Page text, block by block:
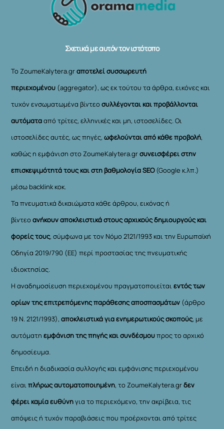
To
Σχετικά με αυτόν τον ιστότοπο
Το ZoumeKalytera.grαποτελεί συσσωρευτή
περιεχομένου (aggregator), ως εκ τούτου τα άρθρα, εικόνες και
τυχόν ενσωματωμένα βίντεοσυλλέγονται και προβάλλονται
αυτόματααπό τρίτες, ελληνικές και μη, ιστοσελίδες. Οι
ιστοσελίδες αυτές, ως πηγές,ωφελούνται από κάθε προβολή,
καθώς η εμφάνιση στο ZoumeKalytera.grσυνεισφέρει στην
επισκεψιμότητά τους και στη βαθμολογία SEO(Google κ.λπ.)
μέσω backlink κοκ.
Τα πνευματικά δικαιώματα κάθε άρθρου, εικόνας ή
βίντεοανήκουν αποκλειστικά στους αρχικούς δημιουργούς και
φορείς τους, σύμφωνα με τον Νόμο 2121/1993 και την Ευρωπαϊκή
Οδηγία 2019/790 (ΕΕ) περί προστασίας της πνευματικής
ιδιοκτησίας.
Η αναδημοσίευση περιεχομένου πραγματοποιείταιεντός των
ορίων της επιτρεπόμενης παράθεσης αποσπασμάτων (άρθρο
19 Ν. 2121/1993), αποκλειστικά για ενημερωτικούς σκοπούς, με
αυτόματηεμφάνιση της πηγής και συνδέσμουπρος το αρχικό
δημοσίευμα.
Επειδή η διαδικασία συλλογής και εμφάνισης περιεχομένου
είναιπλήρως αυτοματοποιημένη, το ZoumeKalytera.grδεν
φέρει καμία ευθύνηγια το περιεχόμενο, την ακρίβεια, τις
απόψεις ή τυχόν παραβιάσεις που προέρχονται από τρίτες